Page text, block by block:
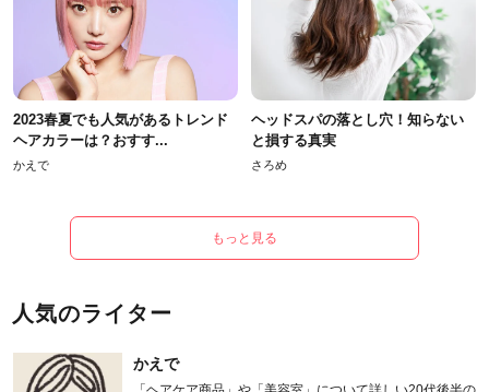
2023春夏でも人気があるトレンド
ヘアカラーは？おすす...
かえで
ヘッドスパの落とし穴！知らない
と損する真実
さろめ
もっと見る
人気のライター
かえで